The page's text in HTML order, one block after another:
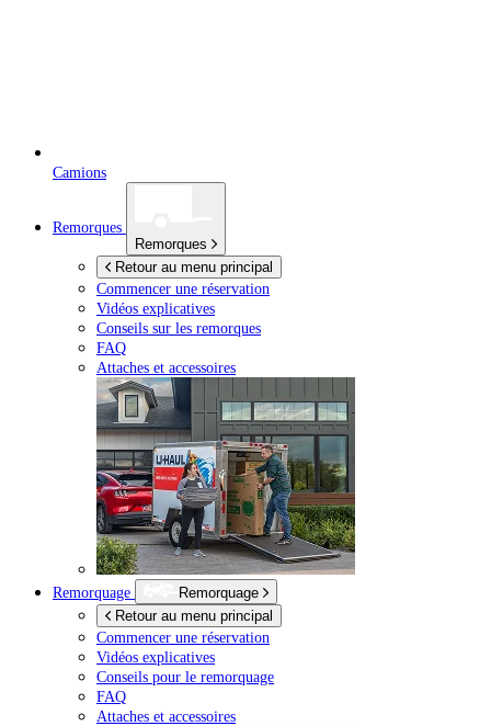
Camions
Remorques
Remorques
Retour au menu principal
Commencer une réservation
Vidéos explicatives
Conseils sur les remorques
FAQ
Attaches et accessoires
Remorquage
Remorquage
Retour au menu principal
Commencer une réservation
Vidéos explicatives
Conseils pour le remorquage
FAQ
Attaches et accessoires